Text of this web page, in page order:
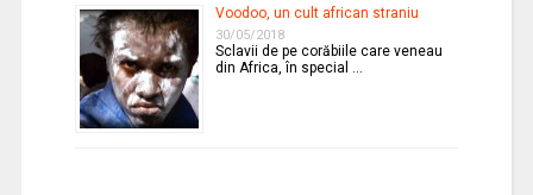
Voodoo, un cult african straniu
30/05/2018
Sclavii de pe corăbiile care veneau
din Africa, în special …